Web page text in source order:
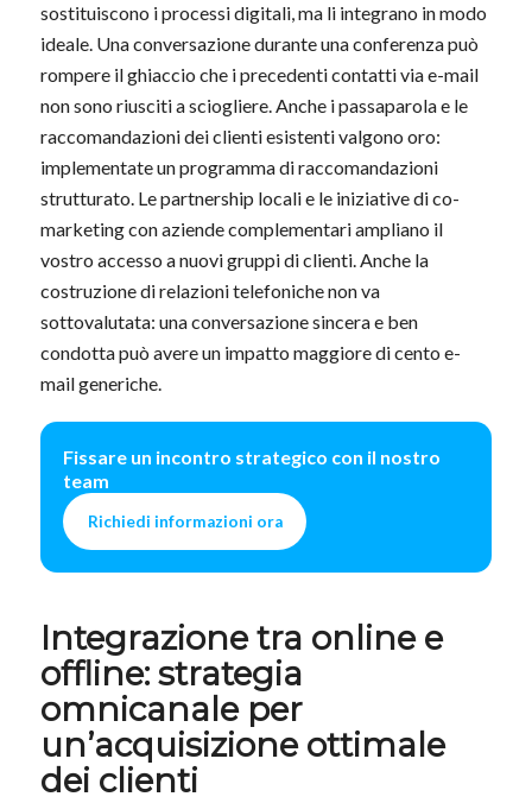
sostituiscono i processi digitali, ma li integrano in modo
ideale. Una conversazione durante una conferenza può
rompere il ghiaccio che i precedenti contatti via e-mail
non sono riusciti a sciogliere. Anche i passaparola e le
raccomandazioni dei clienti esistenti valgono oro:
implementate un programma di raccomandazioni
strutturato. Le partnership locali e le iniziative di co-
marketing con aziende complementari ampliano il
vostro accesso a nuovi gruppi di clienti. Anche la
costruzione di relazioni telefoniche non va
sottovalutata: una conversazione sincera e ben
condotta può avere un impatto maggiore di cento e-
mail generiche.
Fissare un incontro strategico con il nostro
team
Richiedi informazioni ora
Integrazione tra online e
offline: strategia
omnicanaleper
un’acquisizione ottimale
dei clienti